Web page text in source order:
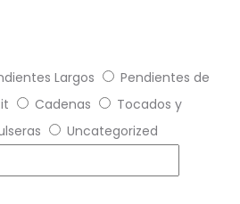
Largos
Pendientes de
Cadenas
Tocados y
Uncategorized